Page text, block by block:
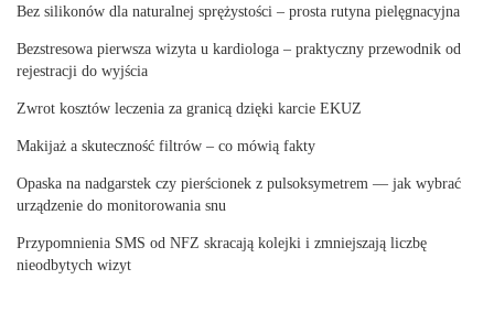
Bez silikonów dla naturalnej sprężystości – prosta rutyna pielęgnacyjna
Bezstresowa pierwsza wizyta u kardiologa – praktyczny przewodnik od
rejestracji do wyjścia
Zwrot kosztów leczenia za granicą dzięki karcie EKUZ
Makijaż a skuteczność filtrów – co mówią fakty
Opaska na nadgarstek czy pierścionek z pulsoksymetrem — jak wybrać
urządzenie do monitorowania snu
Przypomnienia SMS od NFZ skracają kolejki i zmniejszają liczbę
nieodbytych wizyt